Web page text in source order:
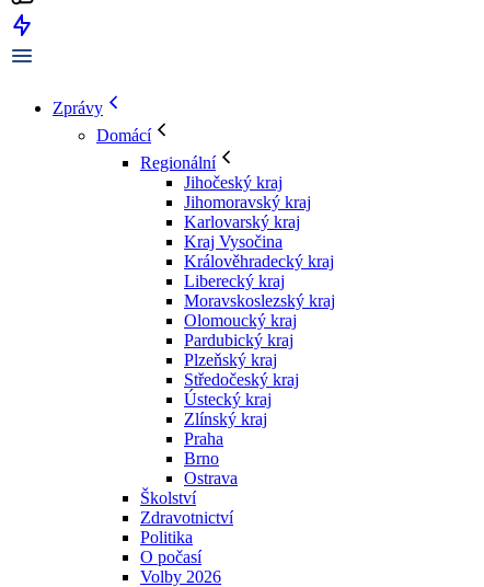
Zprávy
Domácí
Regionální
Jihočeský kraj
Jihomoravský kraj
Karlovarský kraj
Kraj Vysočina
Králověhradecký kraj
Liberecký kraj
Moravskoslezský kraj
Olomoucký kraj
Pardubický kraj
Plzeňský kraj
Středočeský kraj
Ústecký kraj
Zlínský kraj
Praha
Brno
Ostrava
Školství
Zdravotnictví
Politika
O počasí
Volby 2026